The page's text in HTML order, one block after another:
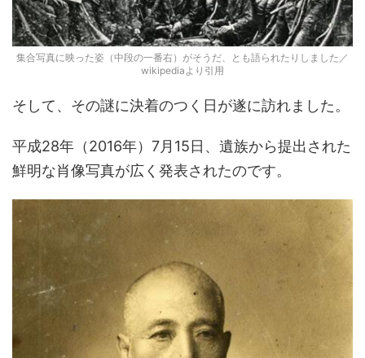
集合写真に映った姿（中段の一番右）がそうだ、とも語られたりしました／
wikipediaより引用
そして、その謎に決着のつく日が遂に訪れました。
平成28年（2016年）7月15日、遺族から提出された
鮮明な肖像写真が広く発表されたのです。